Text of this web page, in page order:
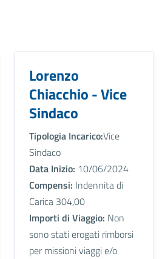
Lorenzo
Chiacchio - Vice
Sindaco
Tipologia Incarico:Vice
Sindaco
Data Inizio: 10/06/2024
Compensi: Indennita di
Carica 304,00
Importi di Viaggio: Non
sono stati erogati rimborsi
per missioni viaggi e/o